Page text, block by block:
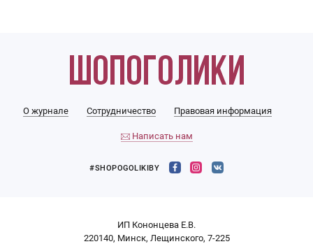
О журнале Сотрудничество Правовая информация
Написать нам
#SHOPOGOLIKIBY
ИП Кононцева Е.В.
220140, Минск, Лещинского, 7-225